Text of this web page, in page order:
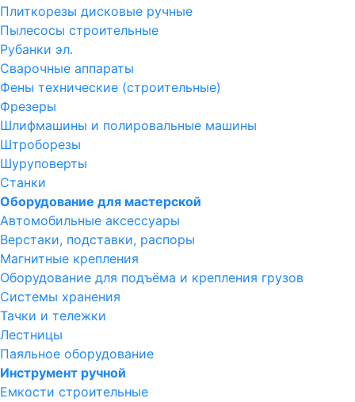
Плиткорезы дисковые ручные
Пылесосы строительные
Рубанки эл.
Сварочные аппараты
Фены технические (строительные)
Фрезеры
Шлифмашины и полировальные машины
Штроборезы
Шуруповерты
Станки
Оборудование для мастерской
Автомобильные аксессуары
Верстаки, подставки, распоры
Магнитные крепления
Оборудование для подъёма и крепления грузов
Системы хранения
Тачки и тележки
Лестницы
Паяльное оборудование
Инструмент ручной
Емкости строительные